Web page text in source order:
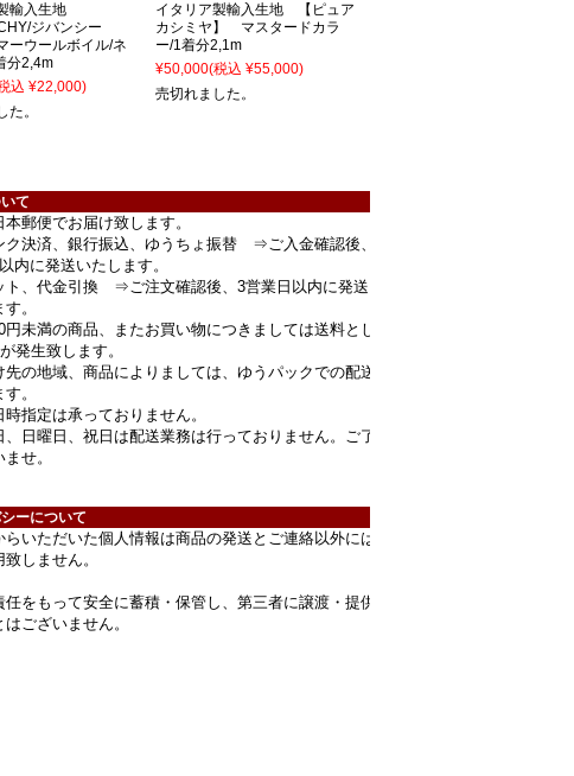
輸入生地
ジバンシー
ウールボイル/ネ
分2,4m
込 ¥22,000)
た。
イタリア製輸入生地 【ピュア
カシミヤ】 マスタードカラ
ー/1着分2,1m
¥50,000(税込 ¥55,000)
売切れました。
て
郵便でお届け致します。
ク決済、銀行振込、ゆうちょ振替 ⇒ご入金確認後、
内に発送いたします。
ト、代金引換 ⇒ご注文確認後、3営業日以内に発送
。
未満の商品、またお買い物につきましては送料とし
発生致します。
の地域、商品によりましては、ゆうパックでの配送
。
指定は承っておりません。
日曜日、祝日は配送業務は行っておりません。ご了
せ。
ーについて
らいただいた個人情報は商品の発送とご連絡以外には
しません。
任をもって安全に蓄積・保管し、第三者に譲渡・提供
ございません。